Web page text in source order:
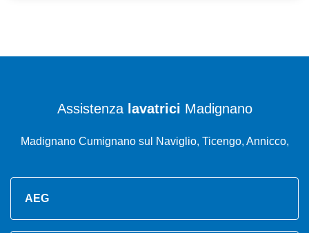
Assistenza lavatrici Madignano
Madignano Cumignano sul Naviglio, Ticengo, Annicco,
AEG